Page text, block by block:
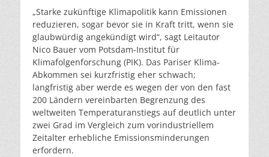
„Starke zukünftige Klimapolitik kann Emissionen
reduzieren, sogar bevor sie in Kraft tritt, wenn sie
glaubwürdig angekündigt wird“, sagt Leitautor
Nico Bauer vom Potsdam-Institut für
Klimafolgenforschung (PIK). Das Pariser Klima-
Abkommen sei kurzfristig eher schwach;
langfristig aber werde es wegen der von den fast
200 Ländern vereinbarten Begrenzung des
weltweiten Temperaturanstiegs auf deutlich unter
zwei Grad im Vergleich zum vorindustriellem
Zeitalter erhebliche Emissionsminderungen
erfordern.